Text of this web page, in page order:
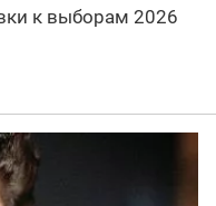
к выборам 2026